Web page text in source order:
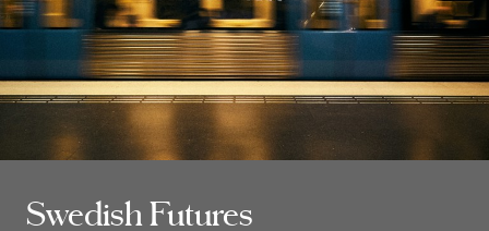
Swedish Futures